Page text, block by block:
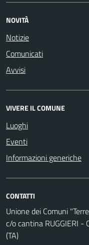
NOVITÀ
Notizie
Comunicati
Avvisi
VIVERE IL COMUNE
Luoghi
Eventi
Informazioni generiche
CONTATTI
Unione dei Comuni
c/o cantina RUGGIERI
(TA)